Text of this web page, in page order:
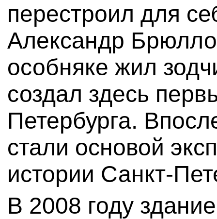
перестроил для
Александр
особняке жил
создал здесь
Петербурга.
стали основой
истории Санкт-
В 2008 году